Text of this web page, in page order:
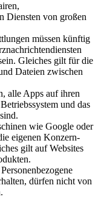
Diensten von großen
müssen künftig
Gleiches gilt für die
Dateien zwischen
alle Apps auf ihren
und das
wie Google oder
eigenen Konzern-
gilt auf Websites
dürfen nicht von